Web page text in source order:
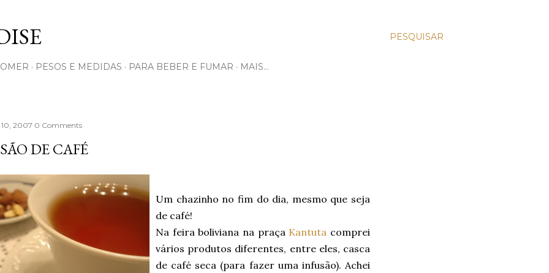
PESQUISAR
PESOS E MEDIDAS PARA BEBER E FUMAR MAIS…
2007 0 Comments
DE CAFÉ
Um chazinho no fim do dia, mesmo que seja
de café!
Na feira boliviana na praça Kantuta comprei
vários produtos diferentes, entre eles, casca
de café seca (para fazer uma infusão). Achei